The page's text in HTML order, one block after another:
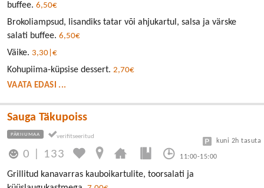
buffee. 6,50€
Brokoliampsud, lisandiks tatar või ahjukartul, salsa ja värske
salati buffee. 6,50€
Väike. 3,30|€
Kohupiima-küpsise dessert. 2,70€
VAATA EDASI ...
Sauga Täkupoiss
PÄRNUMAA
0 133 11:00-15:00
kuni 2h tasuta
Grillitud kanavarras kauboikartulite, toorsalati ja